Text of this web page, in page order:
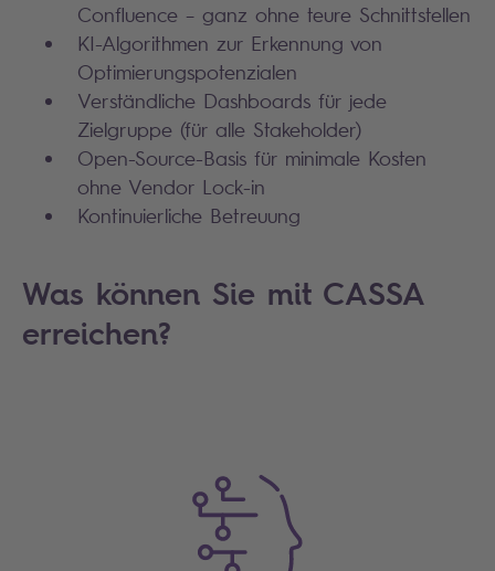
Confluence – ganz ohne teure Schnittstellen
KI-Algorithmen zur Erkennung von
Optimierungspotenzialen
Verständliche Dashboards für jede
Zielgruppe (für alle Stakeholder)
Open-Source-Basis für minimale Kosten
ohne Vendor Lock-in
Kontinuierliche Betreuung
Was können Sie mit CASSA
erreichen?